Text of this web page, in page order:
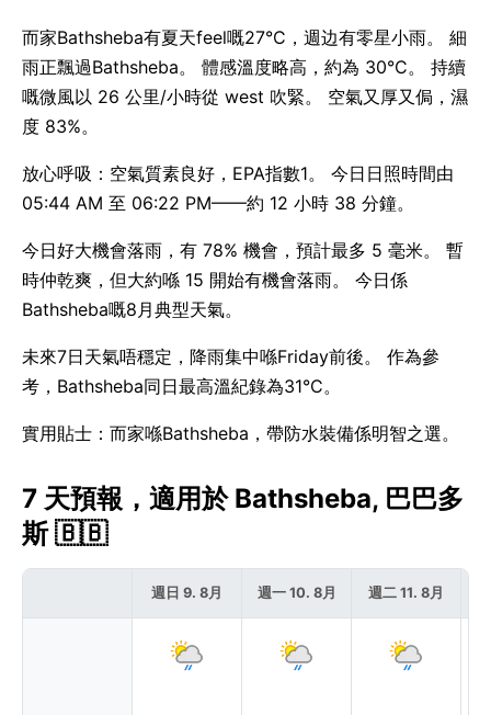
而家Bathsheba有夏天feel嘅27°C，週边有零星小雨。 細
雨正飄過Bathsheba。 體感溫度略高，約為 30°C。 持續
嘅微風以 26 公里/小時從 west 吹緊。 空氣又厚又侷，濕
度 83%。
放心呼吸：空氣質素良好，EPA指數1。 今日日照時間由
05:44 AM 至 06:22 PM——約 12 小時 38 分鐘。
今日好大機會落雨，有 78% 機會，預計最多 5 毫米。 暫
時仲乾爽，但大約喺 15 開始有機會落雨。 今日係
Bathsheba嘅8月典型天氣。
未來7日天氣唔穩定，降雨集中喺Friday前後。 作為參
考，Bathsheba同日最高溫紀錄為31°C。
實用貼士：而家喺Bathsheba，帶防水裝備係明智之選。
7 天預報，適用於 Bathsheba, 巴巴多
斯 🇧🇧
週日 9. 8月 週一 10. 8月 週二 11. 8月